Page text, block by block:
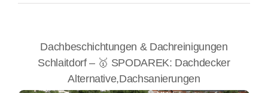
Dachbeschichtungen & Dachreinigungen
Schlaitdorf – 🥇 SPODAREK: Dachdecker
Alternative,Dachsanierungen